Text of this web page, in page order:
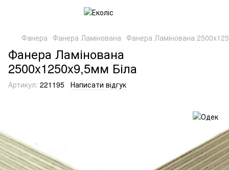
Фанера Фанера Ламінована Фанера Ламінована
Фанера Ламінована
2500x1250x9,5мм Біла
Артикул: 221195 Написати відгук